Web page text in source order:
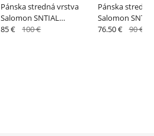
Pánska stredná vrstva
Salomon SNTIAL
LIGHTWARM HD M Deep
85 € 100 €
Pánska
Salomon
LIGHTWARM
76.50 € 90 €